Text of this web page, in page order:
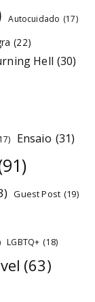
Autocuidado (17)
(22)
Hell (30)
Ensaio (31)
Guest Post (19)
LGBTQ+ (18)
(63)